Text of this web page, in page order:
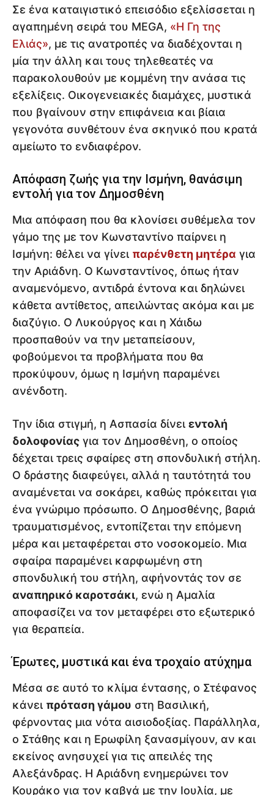
Σε ένα καταιγιστικό επεισόδιο εξελίσσεται η
αγαπημένη σειρά του MEGA, «Η Γη της
Ελιάς», με τις ανατροπές να διαδέχονται η
μία την άλλη και τους τηλεθεατές να
παρακολουθούν με κομμένη την ανάσα τις
εξελίξεις. Οικογενειακές διαμάχες, μυστικά
που βγαίνουν στην επιφάνεια και βίαια
γεγονότα συνθέτουν ένα σκηνικό που κρατά
αμείωτο το ενδιαφέρον.
Απόφαση ζωής για την Ισμήνη, θανάσιμη
εντολή για τον Δημοσθένη
Μια απόφαση που θα κλονίσει συθέμελα τον
γάμο της με τον Κωνσταντίνο παίρνει η
Ισμήνη: θέλει να γίνει παρένθετη μητέρα για
την Αριάδνη. Ο Κωνσταντίνος, όπως ήταν
αναμενόμενο, αντιδρά έντονα και δηλώνει
κάθετα αντίθετος, απειλώντας ακόμα και με
διαζύγιο. Ο Λυκούργος και η Χάιδω
προσπαθούν να την μεταπείσουν,
φοβούμενοι τα προβλήματα που θα
προκύψουν, όμως η Ισμήνη παραμένει
ανένδοτη.
Την ίδια στιγμή, η Ασπασία δίνει εντολή
δολοφονίας για τον Δημοσθένη, ο οποίος
δέχεται τρεις σφαίρες στη σπονδυλική στήλη.
Ο δράστης διαφεύγει, αλλά η ταυτότητά του
αναμένεται να σοκάρει, καθώς πρόκειται για
ένα γνώριμο πρόσωπο. Ο Δημοσθένης, βαριά
τραυματισμένος, εντοπίζεται την επόμενη
μέρα και μεταφέρεται στο νοσοκομείο. Μια
σφαίρα παραμένει καρφωμένη στη
σπονδυλική του στήλη, αφήνοντάς τον σε
αναπηρικό καροτσάκι, ενώ η Αμαλία
αποφασίζει να τον μεταφέρει στο εξωτερικό
για θεραπεία.
Έρωτες, μυστικά και ένα τροχαίο ατύχημα
Μέσα σε αυτό το κλίμα έντασης, ο Στέφανος
κάνει πρόταση γάμου στη Βασιλική,
φέρνοντας μια νότα αισιοδοξίας. Παράλληλα,
ο Στάθης και η Ερωφίλη ξανασμίγουν, αν και
εκείνος ανησυχεί για τις απειλές της
Αλεξάνδρας. Η Αριάδνη ενημερώνει τον
Κουράκο για τον καβγά με την Ιουλία, με